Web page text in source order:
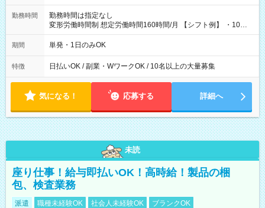
勤務時間
勤務時間は指定なし
変形労働時間制 想定労働時間160時間/月 【シフト例】 ・10：
00～20：00
期間 単発・1日のみOK
特徴 日払いOK / 副業・WワークOK / 10名以上の大量募集
気になる！ 応募する 詳細へ
未読
座り仕事！給与即払いOK！高時給！製品の梱
包、検査業務
派遣 職種未経験OK 社会人未経験OK
ブランクOK